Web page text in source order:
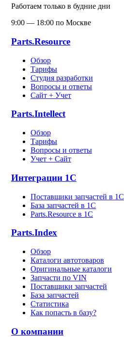
Работаем только в будние дни
9:00 — 18:00 по Москве
Parts.Resource
Обзор
Тарифы
Студия разработки
Вопросы и ответы
Сайт + Учет
Parts.Intellect
Обзор
Тарифы
Вопросы и ответы
Учет + Сайт
Интеграции 1С
Поставщики запчастей в 1C
База запчастей в 1С
Parts.Resource в 1C
Parts.Index
Обзор
Каталоги автотоваров
Оригинальные каталоги
Запчасти по VIN
Поставщики запчастей
База запчастей
Статистика
Как попасть в базу?
О компании